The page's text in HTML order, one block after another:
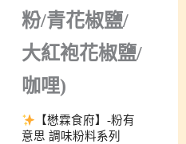
粉/青花椒鹽/
大紅袍花椒鹽/
咖哩)
【懋霖食府】-粉有
意思 調味粉料系列